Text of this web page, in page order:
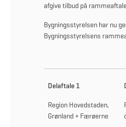
afgive tilbud på
Bygningsstyrelsen har nu
Bygningsstyrelsens
Delaftale 1
Region Hovedstaden,
Grønland + Færøerne